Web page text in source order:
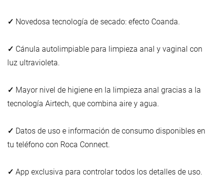
✓ Novedosa tecnología de secado: efecto Coanda.
✓ Cánula autolimpiable para limpieza anal y vaginal con
luz ultravioleta.
✓ Mayor nivel de higiene en la limpieza anal gracias a la
tecnología Airtech, que combina aire y agua.
✓ Datos de uso e información de consumo disponibles en
tu teléfono con Roca Connect.
✓ App exclusiva para controlar todos los detalles de uso.